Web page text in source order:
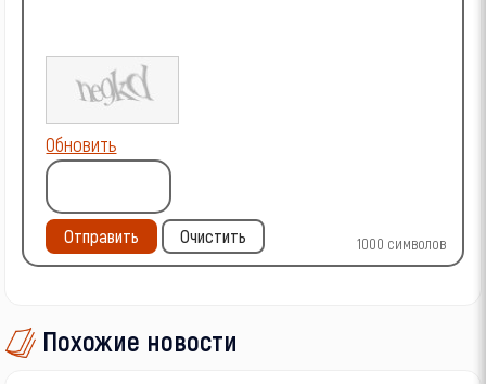
1000 символов
Обновить
Отправить Очистить
Похожие новости